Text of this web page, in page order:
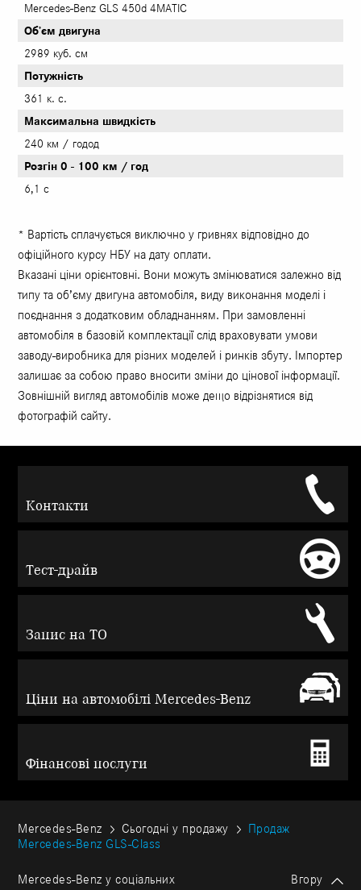
Mercedes-Benz GLS 450d 4MATIC
Об’єм двигуна
2989 куб. см
Потужність
361 к. с.
Максимальна швидкість
240 км / годод
Розгін 0 - 100 км / год
6,1 с
* Вартість сплачується виключно у гривнях відповідно до
офіційного курсу НБУ на дату оплати.
Вказані ціни орієнтовні. Вони можуть змінюватися залежно від
типу та об’єму двигуна автомобіля, виду виконання моделі і
поєднання з додатковим обладнанням. При замовленні
автомобіля в базовій комплектації слід враховувати умови
заводу-виробника для різних моделей і ринків збуту. Імпортер
залишає за собою право вносити зміни до цінової інформації.
Зовнішній вигляд автомобілів може дещо відрізнятися від
фотографій сайту.
Контакти
Тест-драйв
Запис на ТО
Ціни на автомобілі Mercedes-Benz
Фінансові послуги
Mercedes-Benz Сьогодні у продажу
Продаж
Mercedes-Benz GLS-Class
Mercedes-Benz у соціальних
Вгору